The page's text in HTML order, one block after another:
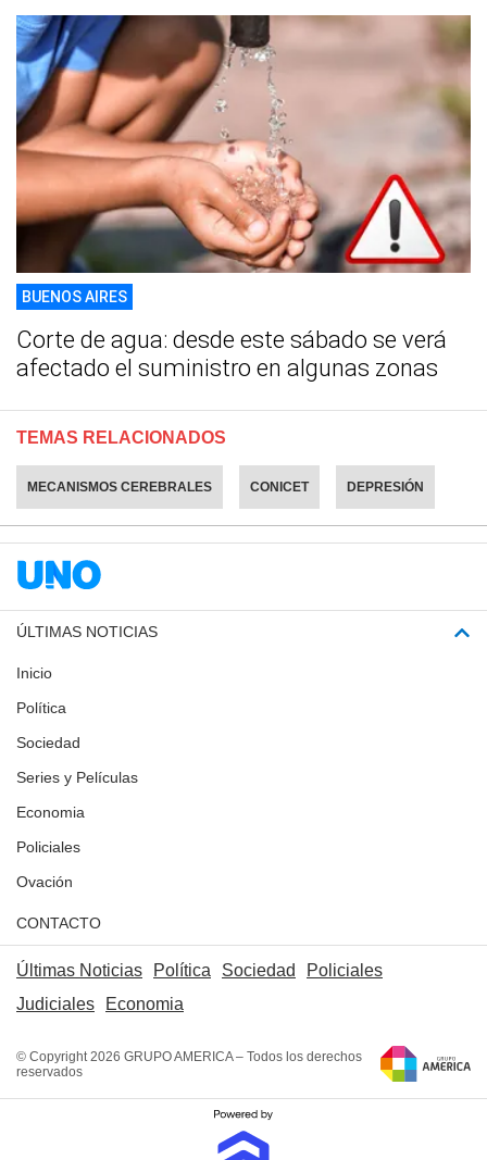
BUENOS AIRES
Corte de agua: desde este sábado se verá
afectado el suministro en algunas zonas
TEMAS RELACIONADOS
MECANISMOS CEREBRALES CONICET DEPRESIÓN
ÚLTIMAS NOTICIAS
Inicio
Política
Sociedad
Series y Películas
Economia
Policiales
Ovación
CONTACTO
Últimas Noticias Política Sociedad
Policiales
Judiciales
Economia
© Copyright 2026 GRUPO AMERICA – Todos los derechos
reservados